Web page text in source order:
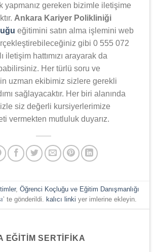
yapmanız gereken bizimle iletişime
Ankara Kariyer Polikliniği
eğitimini satın alma işlemini web
gibi 0 555 072
iletişim hattımızı arayarak da
Her türlü soru ve
uzman ekibimiz sizlere gerekli
sağlayacaktır. Her biri alanında
siz değerli kursiyerlerimize
vermekten mutluluk duyarız.
, Öğrenci Koçluğu ve Eğitim Danışmanlığı
’ te gönderildi. kalıcı linki yer imlerine ekleyin.
EĞITIM SERTIFIKA